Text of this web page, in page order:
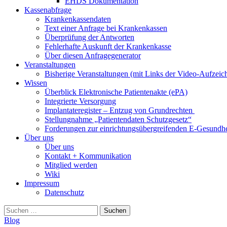
Kassenabfrage
Krankenkassendaten
Text einer Anfrage bei Krankenkassen
Überprüfung der Antworten
Fehlerhafte Auskunft der Krankenkasse
Über diesen Anfragegenerator
Veranstaltungen
Bisherige Veranstaltungen (mit Links der Video-
Wissen
Überblick Elektronische Patientenakte (ePA)
Integrierte Versorgung
Implantateregister – Entzug von Grundrechten
Stellungnahme „Patientendaten Schutzgesetz“
Forderungen zur einrichtungsübergreifenden E-
Über uns
Über uns
Kontakt + Kommunikation
Mitglied werden
Wiki
Impressum
Datenschutz
Suchen
nach:
Blog